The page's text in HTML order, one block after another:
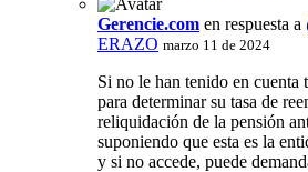
Gerencie.com en respuesta a
ERAZO marzo 11 de 2024
Si no le han tenido en cuenta
para determinar su tasa de
reliquidación de la pensión
suponiendo que esta es la
y si no accede, puede